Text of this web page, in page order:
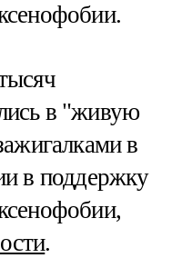
в "живую
в
в поддержку
.